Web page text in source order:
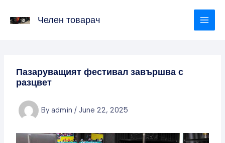
Челен товарач
Пазаруващият фестивал завършва с
разцвет
By admin / June 22, 2025